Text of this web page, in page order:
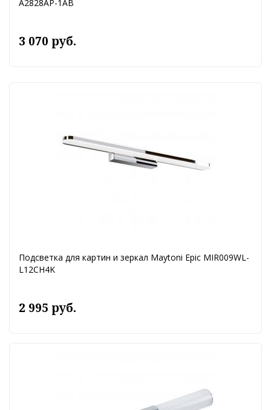
A2828AP-1AB
3 070 руб.
Подсветка для картин и зеркал Maytoni Epic MIR009WL-
L12CH4K
2 995 руб.